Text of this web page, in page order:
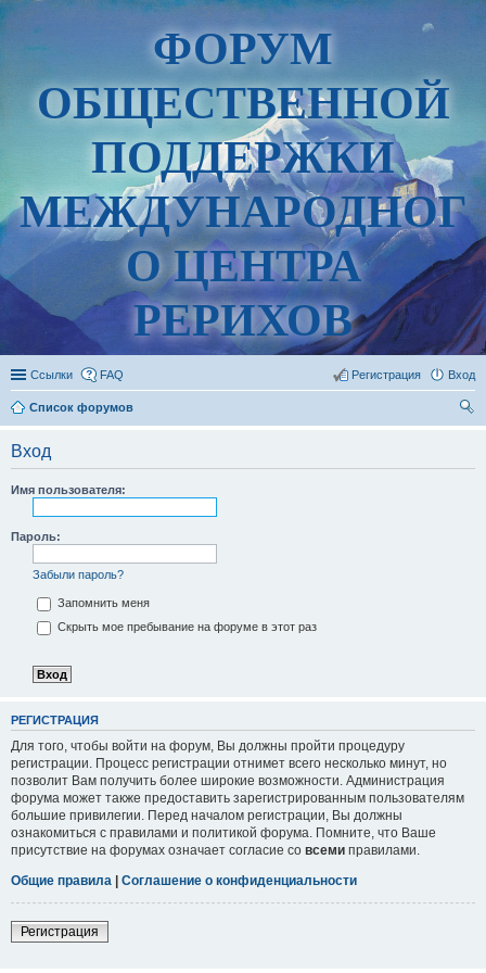
ФОРУМ
ОБЩЕСТВЕННОЙ
ПОДДЕРЖКИ
МЕЖДУНАРОДНОГ
О ЦЕНТРА
РЕРИХОВ
Ссылки FAQ Вход
Регистрация
Список форумов
Вход
Имя пользователя:
Пароль:
Забыли пароль?
Запомнить меня
Скрыть мое пребывание на форуме в этот раз
РЕГИСТРАЦИЯ
Для того, чтобы войти на форум, Вы должны пройти процедуру
регистрации. Процесс регистрации отнимет всего несколько минут, но
позволит Вам получить более широкие возможности. Администрация
форума может также предоставить зарегистрированным пользователям
большие привилегии. Перед началом регистрации, Вы должны
ознакомиться с правилами и политикой форума. Помните, что Ваше
присутствие на форумах означает согласие со всеми правилами.
Общие правила | Соглашение о конфиденциальности
Регистрация